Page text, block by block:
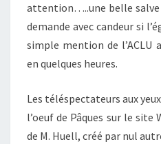
attention…..une belle salve
demande avec candeur si
simple mention de l’ACLU
en quelques heures.
Les téléspectateurs aux
l’oeuf de Pâques sur le site
de M. Huell, créé par nul